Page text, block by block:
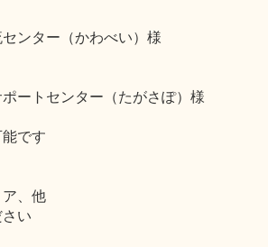
ンター（かわべい）様
ートセンター（たがさぽ）様
です
、他
い